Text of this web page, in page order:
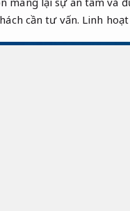
cần tư vấn. Linh